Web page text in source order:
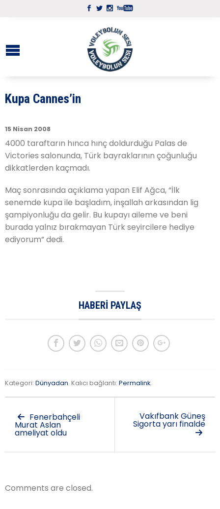
Kupa Cannes’in
15 Nisan 2008
4000 taraftarın hınca hınç doldurduğu Palas de
Victories salonunda, Türk bayraklarının çoğunluğu
dikkatlerden kaçmadı.
Maç sonrasında açıklama yapan Elif Ağca, “İlk
senemde kupa ile başladım, inşallah arkasından lig
şampiyonluğu da gelir. Bu kupayı aileme ve beni
burada yalnız bırakmayan Türk seyircilere hediye
ediyorum” dedi.
HABERI PAYLAŞ
Kategori: Dünyadan. Kalıcı bağlantı: Permalink.
Fenerbahçeli
Murat Aslan
ameliyat oldu
Vakıfbank Güneş
Sigorta yarı finalde
Comments are closed.